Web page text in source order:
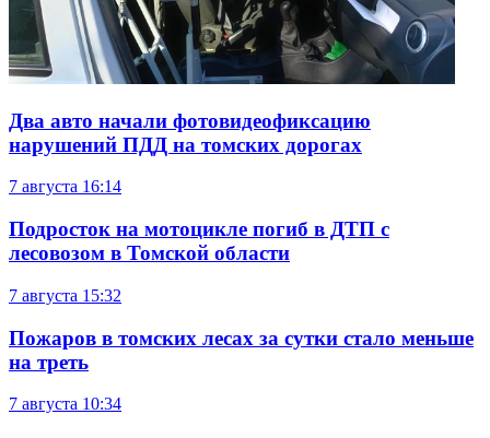
Два авто начали фотовидеофиксацию
нарушений ПДД на томских дорогах
7 августа 16:14
Подросток на мотоцикле погиб в ДТП с
лесовозом в Томской области
7 августа 15:32
Пожаров в томских лесах за сутки стало меньше
на треть
7 августа 10:34